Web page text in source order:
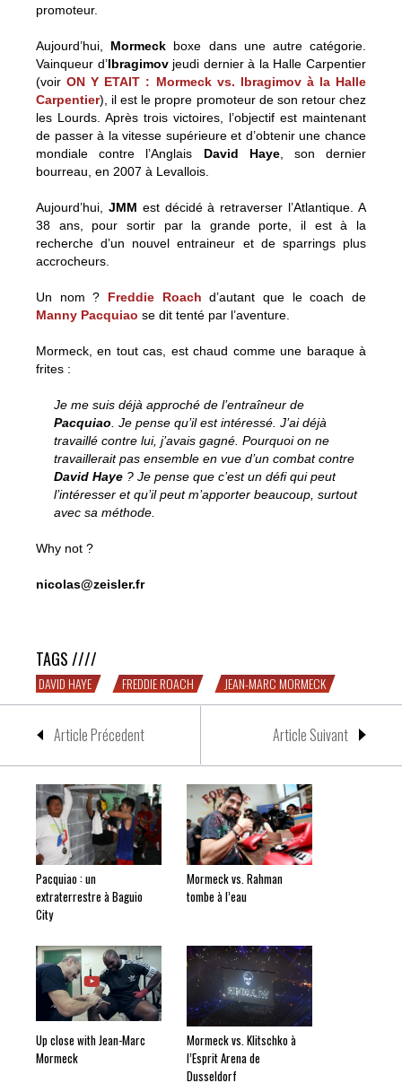
promoteur.
Aujourd’hui, Mormeck boxe dans une autre catégorie.
Vainqueur d’Ibragimovjeudi dernier à la Halle Carpentier
(voirON Y ETAIT : Mormeck vs. Ibragimov à la Halle
Carpentier), il est le propre promoteur de son retour chez
les Lourds. Après trois victoires, l’objectif est maintenant
de passer à la vitesse supérieure et d’obtenir une chance
mondiale contre l’Anglais David Haye, son dernier
bourreau, en 2007 à Levallois.
Aujourd’hui, JMM est décidé à retraverser l’Atlantique. A
38 ans, pour sortir par la grande porte, il est à la
recherche d’un nouvel entraineur et de sparrings plus
accrocheurs.
Un nom ? Freddie Roach d’autant que le coach de
Manny Pacquiao se dit tenté par l’aventure.
Mormeck, en tout cas, est chaud comme une baraque à
frites :
Je me suis déjà approché de l’entraîneur de
Pacquiao . Je pense qu’il est intéressé. J’ai déjà
travaillé contre lui, j’avais gagné. Pourquoi on ne
travaillerait pas ensemble en vue d’un combat contre
David Haye ? Je pense que c’est un défi qui peut
l’intéresser et qu’il peut m’apporter beaucoup, surtout
avec sa méthode.
Why not ?
nicolas@zeisler.fr
TAGS ////
DAVID HAYE FREDDIE ROACH JEAN-MARC MORMECK
Article Précedent Article Suivant
Pacquiao : un
extraterrestre à Baguio
City
Mormeck vs. Rahman
tombe à l’eau
Up close with Jean-Marc
Mormeck
Mormeck vs. Klitschko à
l’Esprit Arena de
Dusseldorf